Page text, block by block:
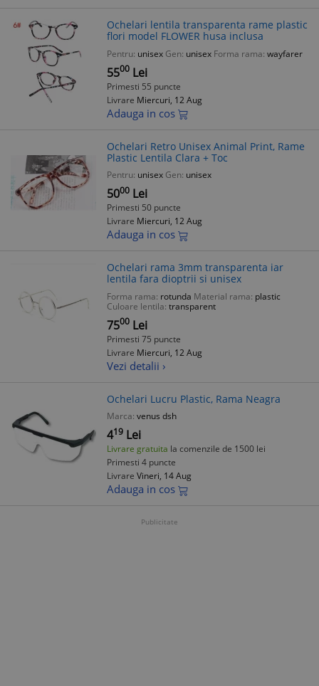
Ochelari lentila transparenta rame plastic
flori model FLOWER husa inclusa
Pentru: unisex Gen: unisex Forma rama: wayfarer
5500 Lei
Primesti 55 puncte
Livrare Miercuri, 12 Aug
Adauga in cos
Ochelari Retro Unisex Animal Print, Rame
Plastic Lentila Clara + Toc
Pentru: unisex Gen: unisex
5000 Lei
Primesti 50 puncte
Livrare Miercuri, 12 Aug
Adauga in cos
Ochelari rama 3mm transparenta iar
lentila fara dioptrii si unisex
Forma rama: rotunda Material rama: plastic
Culoare lentila: transparent
7500 Lei
Primesti 75 puncte
Livrare Miercuri, 12 Aug
Vezi detalii ›
Ochelari Lucru Plastic, Rama Neagra
Marca: venus dsh
419 Lei
Livrare gratuita la comenzile de 1500 lei
Primesti 4 puncte
Livrare Vineri, 14 Aug
Adauga in cos
Publicitate